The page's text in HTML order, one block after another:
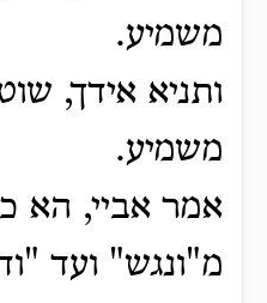
משמיע.
ותניא אידך,
משמיע.
אמר אביי, הא
מ"ונגש" ועד